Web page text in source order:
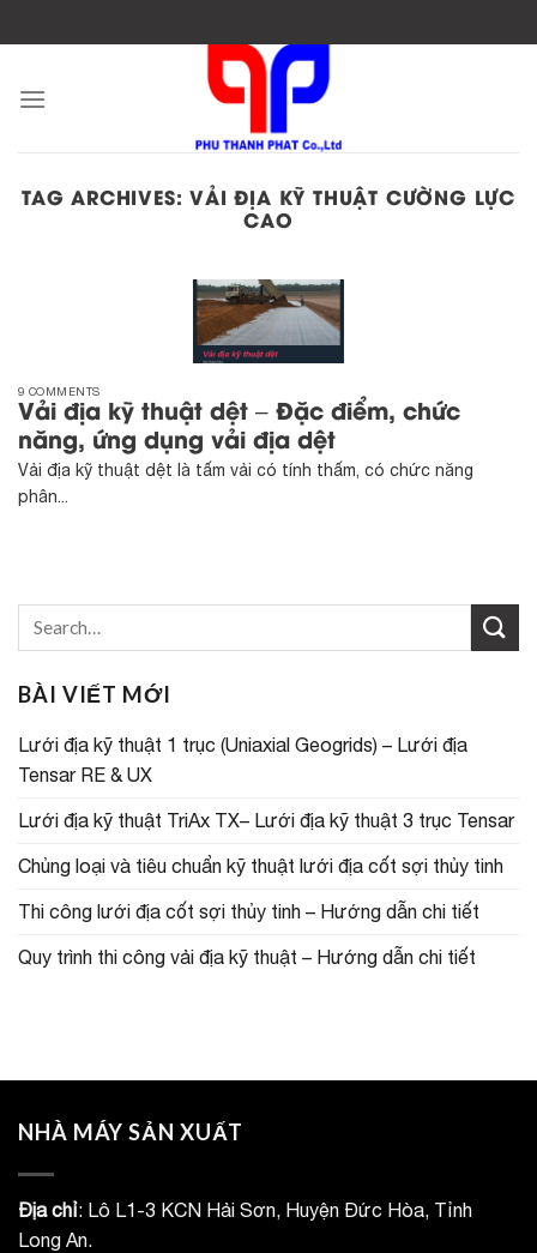
to
TAG ARCHIVES: VẢI ĐỊA KỸ THUẬT CƯỜNG LỰC
CAO
Vải địa kỹ thuật dệt – Đặc điểm, chức
năng, ứng dụng vải địa dệt
Vải địa kỹ thuật dệt là tấm vải có tính thấm, có chức năng
phân...
9 COMMENTS
BÀI VIẾT MỚI
Lưới địa kỹ thuật 1 trục (Uniaxial Geogrids) – Lưới địa
Tensar RE & UX
Lưới địa kỹ thuật TriAx TX– Lưới địa kỹ thuật 3 trục Tensar
Chủng loại và tiêu chuẩn kỹ thuật lưới địa cốt sợi thủy tinh
Thi công lưới địa cốt sợi thủy tinh – Hướng dẫn chi tiết
Quy trình thi công vải địa kỹ thuật – Hướng dẫn chi tiết
NHÀ MÁY SẢN XUẤT
Địa chỉ: Lô L1-3 KCN Hải Sơn, Huyện Đức Hòa, Tỉnh
Long An.